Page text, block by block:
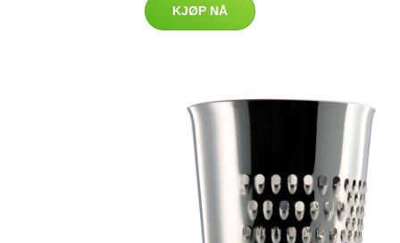
KJØP NÅ